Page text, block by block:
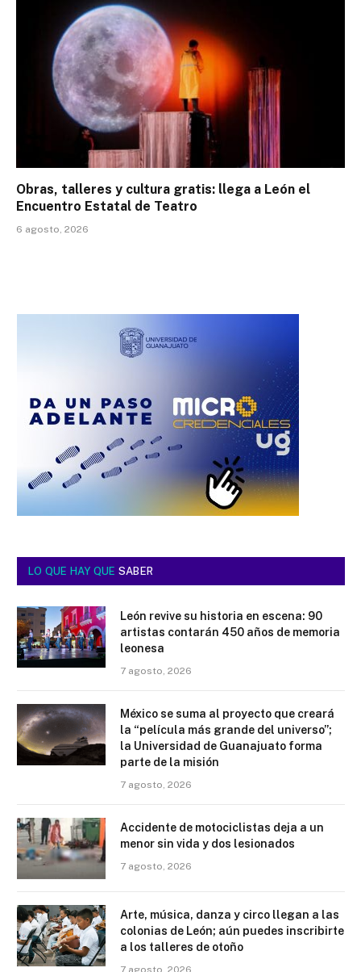
Obras, talleres y cultura gratis: llega a León el
Encuentro Estatal de Teatro
6 agosto, 2026
LO QUE HAY QUE SABER
León revive su historia en escena: 90
artistas contarán 450 años de memoria
leonesa
7 agosto, 2026
México se suma al proyecto que creará
la “película más grande del universo”;
la Universidad de Guanajuato forma
parte de la misión
7 agosto, 2026
Accidente de motociclistas deja a un
menor sin vida y dos lesionados
7 agosto, 2026
Arte, música, danza y circo llegan a las
colonias de León; aún puedes inscribirte
a los talleres de otoño
7 agosto, 2026